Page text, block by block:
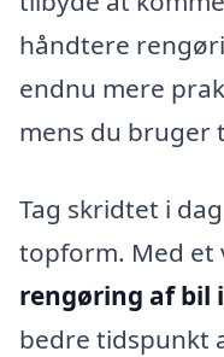
håndtere
endnu mere
mens du bruger
Tag skridtet i
topform. Med
rengøring af bil
bedre tidspunkt